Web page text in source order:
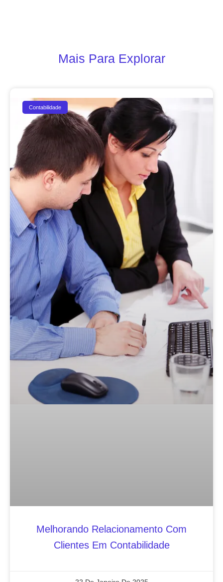
Mais Para Explorar
Contabilidade
Melhorando Relacionamento Com
Clientes Em Contabilidade